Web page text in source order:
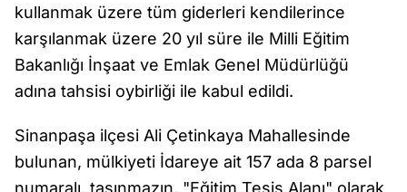
kullanmak üzere tüm giderleri kendilerince
karşılanmak üzere 20 yıl süre ile Milli Eğitim
Bakanlığı İnşaat ve Emlak Genel Müdürlüğü
adına tahsisi oybirliği ile kabul edildi.
Sinanpaşa ilçesi Ali Çetinkaya Mahallesinde
bulunan, mülkiyeti İdareye ait 157 ada 8 parsel
numaralı, taşınmazın, "Eğitim Tesis Alanı" olarak